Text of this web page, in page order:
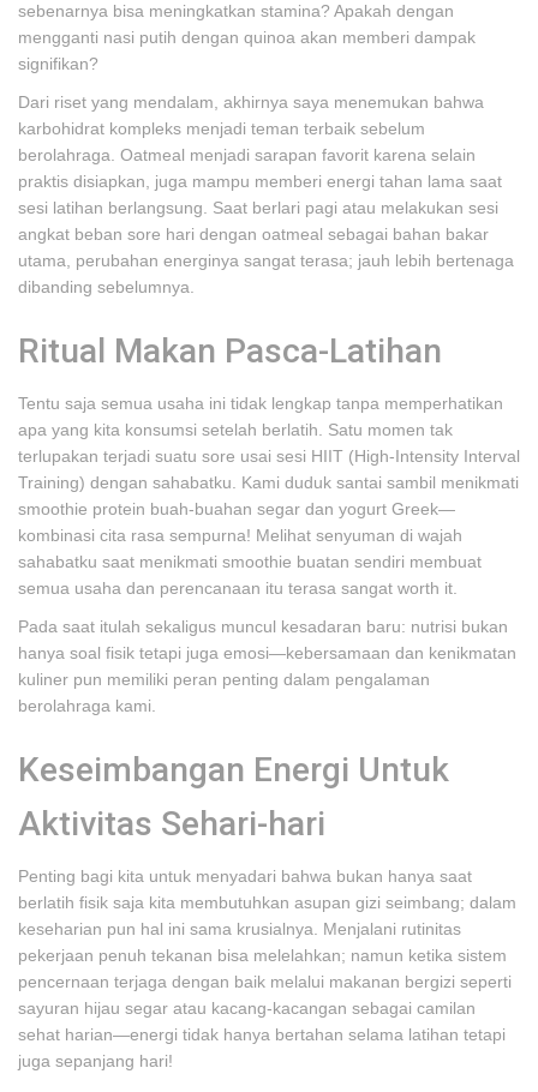
sebenarnya bisa meningkatkan stamina? Apakah dengan
mengganti nasi putih dengan quinoa akan memberi dampak
signifikan?
Dari riset yang mendalam, akhirnya saya menemukan bahwa
karbohidrat kompleks menjadi teman terbaik sebelum
berolahraga. Oatmeal menjadi sarapan favorit karena selain
praktis disiapkan, juga mampu memberi energi tahan lama saat
sesi latihan berlangsung. Saat berlari pagi atau melakukan sesi
angkat beban sore hari dengan oatmeal sebagai bahan bakar
utama, perubahan energinya sangat terasa; jauh lebih bertenaga
dibanding sebelumnya.
Ritual Makan Pasca-Latihan
Tentu saja semua usaha ini tidak lengkap tanpa memperhatikan
apa yang kita konsumsi setelah berlatih. Satu momen tak
terlupakan terjadi suatu sore usai sesi HIIT (High-Intensity Interval
Training) dengan sahabatku. Kami duduk santai sambil menikmati
smoothie protein buah-buahan segar dan yogurt Greek—
kombinasi cita rasa sempurna! Melihat senyuman di wajah
sahabatku saat menikmati smoothie buatan sendiri membuat
semua usaha dan perencanaan itu terasa sangat worth it.
Pada saat itulah sekaligus muncul kesadaran baru: nutrisi bukan
hanya soal fisik tetapi juga emosi—kebersamaan dan kenikmatan
kuliner pun memiliki peran penting dalam pengalaman
berolahraga kami.
Keseimbangan Energi Untuk
Aktivitas Sehari-hari
Penting bagi kita untuk menyadari bahwa bukan hanya saat
berlatih fisik saja kita membutuhkan asupan gizi seimbang; dalam
keseharian pun hal ini sama krusialnya. Menjalani rutinitas
pekerjaan penuh tekanan bisa melelahkan; namun ketika sistem
pencernaan terjaga dengan baik melalui makanan bergizi seperti
sayuran hijau segar atau kacang-kacangan sebagai camilan
sehat harian—energi tidak hanya bertahan selama latihan tetapi
juga sepanjang hari!